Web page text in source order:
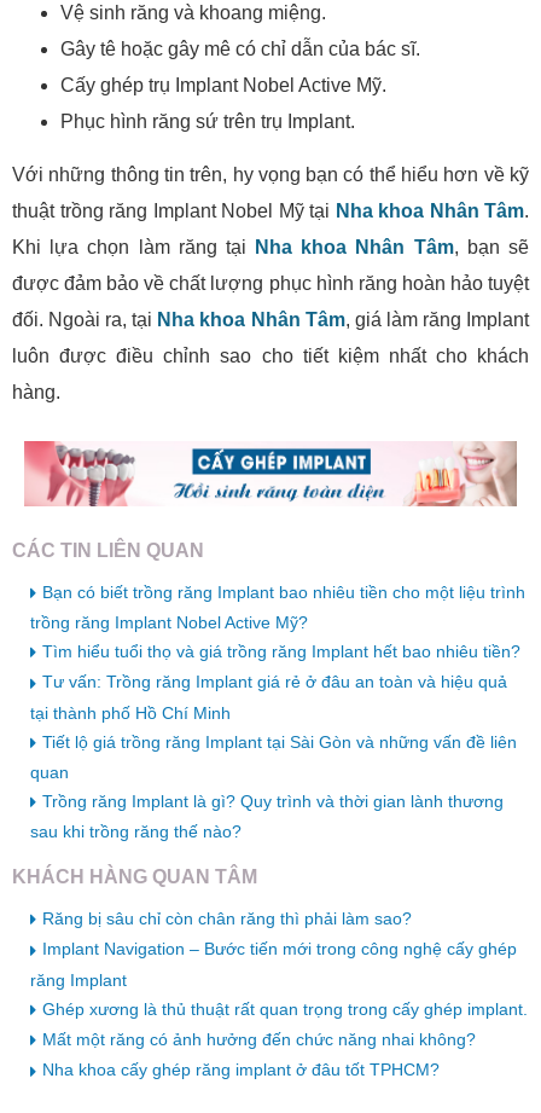
Vệ sinh răng và khoang miệng.
Gây tê hoặc gây mê có chỉ dẫn của bác sĩ.
Cấy ghép trụ Implant Nobel Active Mỹ.
Phục hình răng sứ trên trụ Implant.
Với những thông tin trên, hy vọng bạn có thể hiểu hơn về kỹ
thuật trồng răng Implant Nobel Mỹ tại Nha khoa Nhân Tâm.
Khi lựa chọn làm răng tại
Nha khoa Nhân Tâm, bạn sẽ
được đảm bảo về chất lượng phục hình răng hoàn hảo tuyệt
đối. Ngoài ra, tại Nha khoa Nhân Tâm, giá làm răng Implant
luôn được điều chỉnh sao cho tiết kiệm nhất cho khách
hàng.
CÁC TIN LIÊN QUAN
Bạn có biết trồng răng Implant bao nhiêu tiền cho một liệu trình
trồng răng Implant Nobel Active Mỹ?
Tìm hiểu tuổi thọ và giá trồng răng Implant hết bao nhiêu tiền?
Tư vấn: Trồng răng Implant giá rẻ ở đâu an toàn và hiệu quả
tại thành phố Hồ Chí Minh
Tiết lộ giá trồng răng Implant tại Sài Gòn và những vấn đề liên
quan
Trồng răng Implant là gì? Quy trình và thời gian lành thương
sau khi trồng răng thế nào?
KHÁCH HÀNG QUAN TÂM
Răng bị sâu chỉ còn chân răng thì phải làm sao?
Implant Navigation – Bước tiến mới trong công nghệ cấy ghép
răng Implant
Ghép xương là thủ thuật rất quan trọng trong cấy ghép implant.
Mất một răng có ảnh hưởng đến chức năng nhai không?
Nha khoa cấy ghép răng implant ở đâu tốt TPHCM?